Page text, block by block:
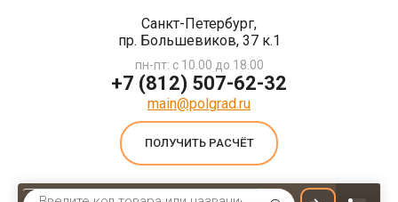
Санкт-Петербург,
пр. Большевиков, 37 к.1
пн-пт: с 10.00 до 18.00
+7 (812) 507-62-32
main@polgrad.ru
ПОЛУЧИТЬ РАСЧЁТ